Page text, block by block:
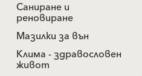
Саниране и
реновиране
Мазилки за вън
Клима - здравословен
живот